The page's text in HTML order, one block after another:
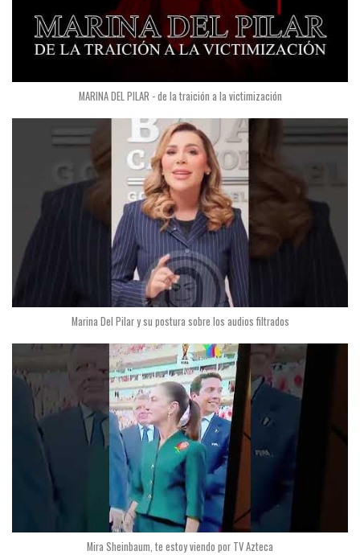
MARINA DEL PILAR - de la traición a la victimización
Marina Del Pilar y su postura sobre los audios filtrados
Mira Sheinbaum, te estoy viendo por TV Azteca